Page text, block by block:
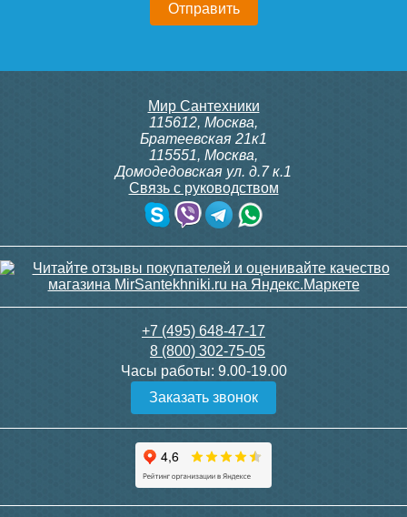
Мир Сантехники
115612, Москва,
Братеевская 21к1
115551, Москва,
Домодедовская ул. д.7 к.1
Связь с руководством
+7 (495) 648-47-17
8 (800) 302-75-05
Часы работы: 9.00-19.00
Заказать звонок